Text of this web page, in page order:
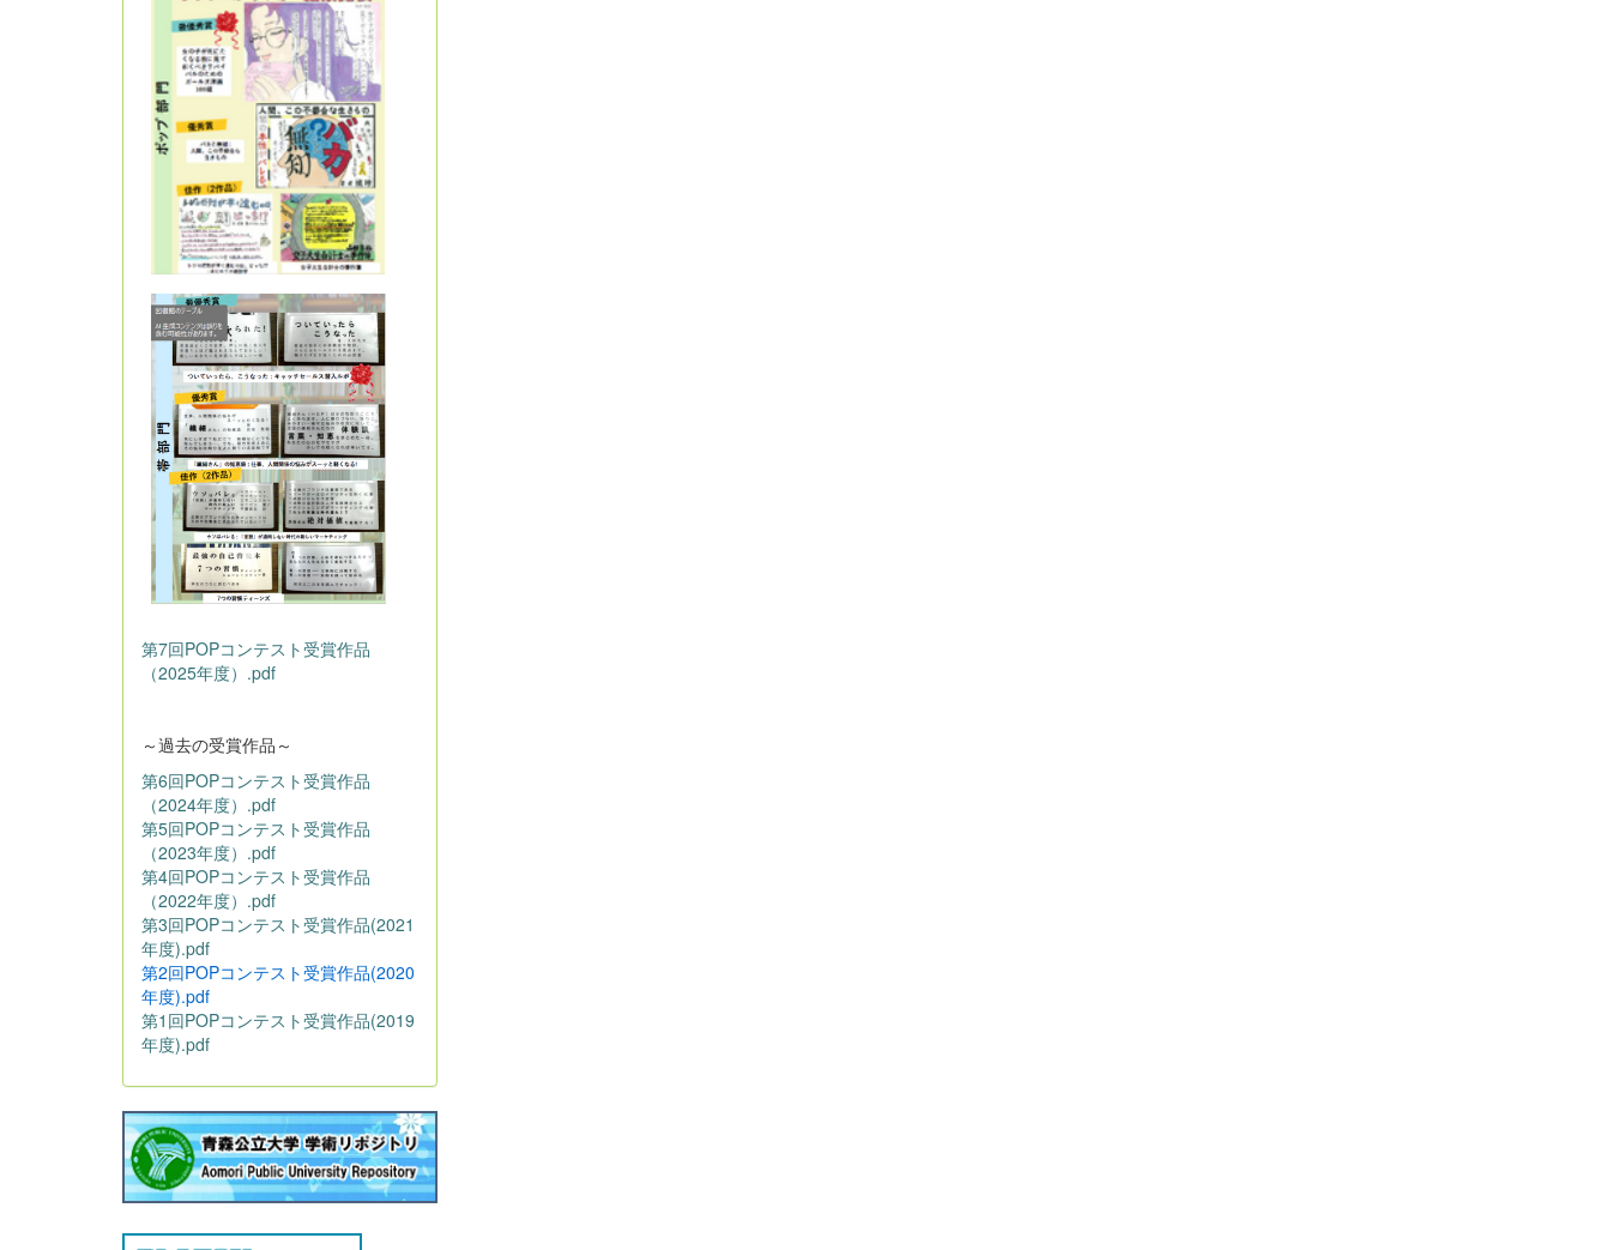
第7回POPコンテスト受賞作品
（2025年度）.pdf
～過去の受賞作品～
第6回POPコンテスト受賞作品
（2024年度）.pdf
第5回POPコンテスト受賞作品
（2023年度）.pdf
第4回POPコンテスト受賞作品
（2022年度）.pdf
第3回POPコンテスト受賞作品(2021
年度).pdf
第2回POPコンテスト受賞作品(2020
年度).pdf
第1回POPコンテスト受賞作品(2019
年度).pdf